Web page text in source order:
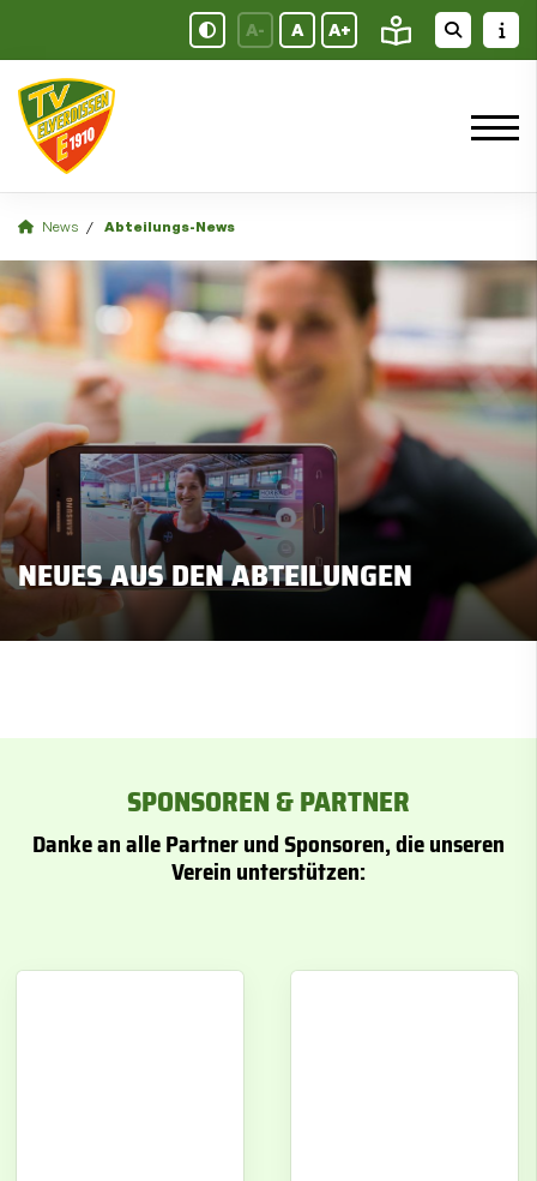
A- A A+
News Abteilungs-News
NEUES AUS DEN ABTEILUNGEN
SPONSOREN & PARTNER
Danke an alle Partner und Sponsoren, die unseren
Verein unterstützen: